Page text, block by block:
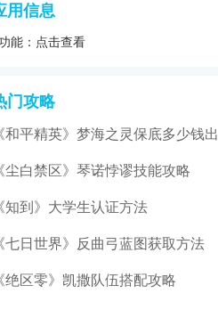
用信息
能： 点击查看
门攻略
和平精英》梦海之灵保底多少钱出
尘白禁区》琴诺悖谬技能攻略
知到》大学生认证方法
七日世界》反曲弓蓝图获取方法
绝区零》凯撒队伍搭配攻略